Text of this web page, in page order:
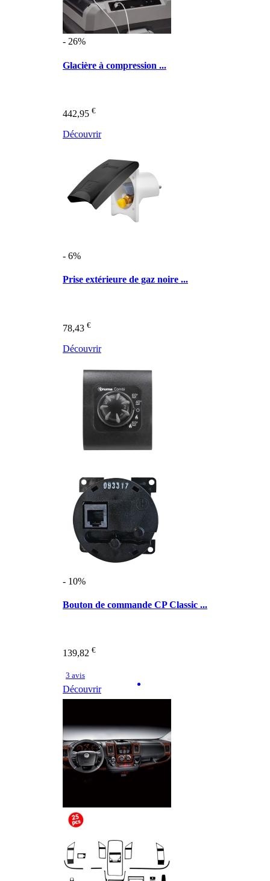
- 26%
Glacière à compression ...
442,95 €
Découvrir
- 6%
Prise extérieure de gaz noire ...
78,43 €
Découvrir
- 10%
Bouton de commande CP Classic ...
139,82 €
3 avis
Découvrir